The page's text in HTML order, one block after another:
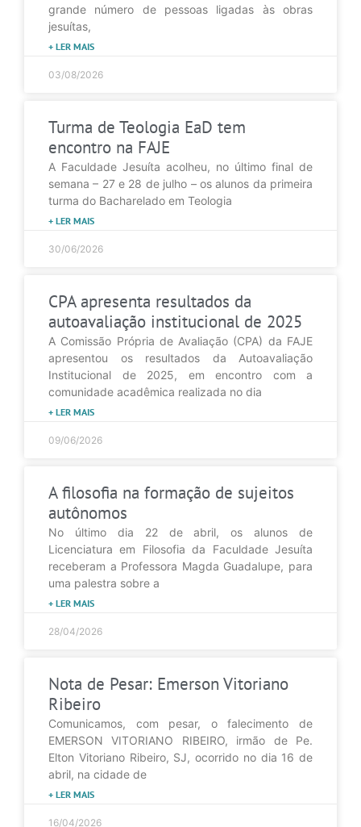
grande número de pessoas ligadas às obras
jesuítas,
+ LER MAIS
03/08/2026
Turma de Teologia EaD tem
encontro na FAJE
A Faculdade Jesuíta acolheu, no último final de
semana – 27 e 28 de julho – os alunos da primeira
turma do Bacharelado em Teologia
+ LER MAIS
30/06/2026
CPA apresenta resultados da
autoavaliação institucional de 2025
A Comissão Própria de Avaliação (CPA) da FAJE
apresentou os resultados da Autoavaliação
Institucional de 2025, em encontro com a
comunidade acadêmica realizada no dia
+ LER MAIS
09/06/2026
A filosofia na formação de sujeitos
autônomos
No último dia 22 de abril, os alunos de
Licenciatura em Filosofia da Faculdade Jesuíta
receberam a Professora Magda Guadalupe, para
uma palestra sobre a
+ LER MAIS
28/04/2026
Nota de Pesar: Emerson Vitoriano
Ribeiro
Comunicamos, com pesar, o falecimento de
EMERSON VITORIANO RIBEIRO, irmão de Pe.
Elton Vitoriano Ribeiro, SJ, ocorrido no dia 16 de
abril, na cidade de
+ LER MAIS
16/04/2026